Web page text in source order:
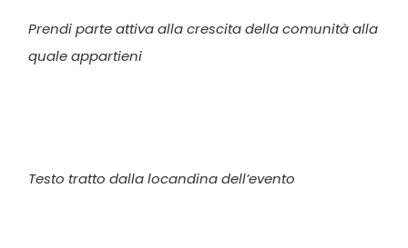
Prendi parte attiva alla crescita della comunità alla
quale appartieni
Testo tratto dalla locandina dell’evento